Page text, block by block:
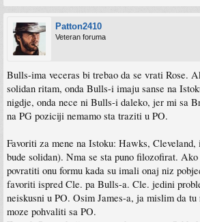
Patton2410
Veteran foruma
Bulls-ima veceras bi trebao da se vrati Rose.
solidan ritam, onda Bulls-i imaju sanse na
nigdje, onda nece ni Bulls-i daleko, jer mi sa
na PG poziciji nemamo sta traziti u PO.
Favoriti za mene na Istoku: Hawks,
bude solidan). Nma se sta puno filozofirat.
povratiti onu formu kada su imali onaj niz
favoriti ispred Cle. pa Bulls-a. Cle. jedini
neiskusni u PO. Osim James-a, ja mislim da tu
moze pohvaliti sa PO.